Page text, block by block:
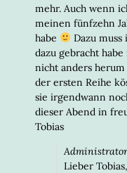
mehr. Auch wenn
meinen fünfzehn
habe
Dazu
dazu gebracht
nicht anders herum
der ersten Reihe
sie irgendwann
dieser Abend in
Tobias
Lieber